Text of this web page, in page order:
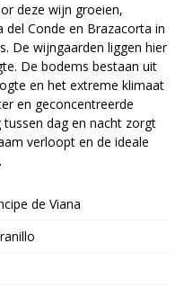
deze wijn groeien,
del Conde en Brazacorta in
De wijngaarden liggen hier
De bodems bestaan uit
en het extreme klimaat
en geconcentreerde
dag en nacht zorgt
verloopt en de ideale
de Viana